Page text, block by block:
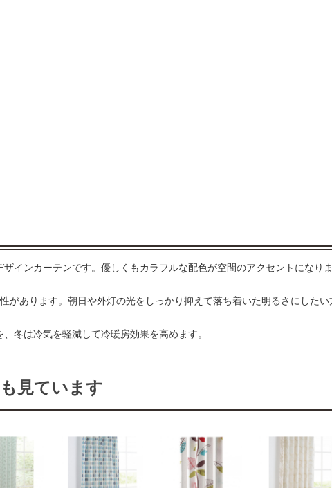
インカーテンです。優しくもカラフルな配色が空間のアクセントになり
があります。朝日や外灯の光をしっかり抑えて落ち着いた明るさにしたい
冬は冷気を軽減して冷暖房効果を高めます。
見ています